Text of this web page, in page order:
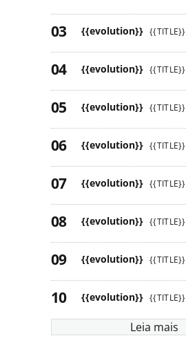
{{evolution}} {{TITLE}}
{{evolution}} {{TITLE}}
{{evolution}} {{TITLE}}
{{evolution}} {{TITLE}}
{{evolution}} {{TITLE}}
{{evolution}} {{TITLE}}
{{evolution}} {{TITLE}}
{{evolution}} {{TITLE}}
Leia mais